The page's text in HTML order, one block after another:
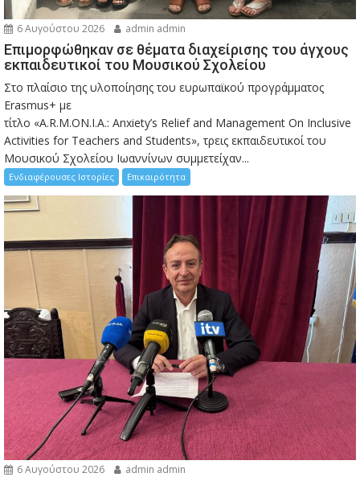
6 Αυγούστου 2026 admin admin
Eπιμορφώθηκαν σε θέματα διαχείρισης του άγχους
εκπαιδευτικοί του Μουσικού Σχολείου
Στο πλαίσιο της υλοποίησης του ευρωπαϊκού προγράμματος
Erasmus+ με
τίτλο «A.R.M.ON.I.A.: Anxiety’s Relief and Management On Inclusive
Activities for Teachers and Students», τρεις εκπαιδευτικοί του
Μουσικού Σχολείου Ιωαννίνων συμμετείχαν...
Ενδιαφέρουσες Ιστορίες Επικαιρότητα
6 Αυγούστου 2026 admin admin